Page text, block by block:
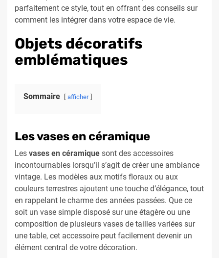
parfaitement ce style, tout en offrant des conseils sur
comment les intégrer dans votre espace de vie.
Objets décoratifs
emblématiques
Sommaire afficher
Les vases en céramique
Les vases en céramique sont des accessoires
incontournables lorsqu’il s’agit de créer une ambiance
vintage. Les modèles aux motifs floraux ou aux
couleurs terrestres ajoutent une touche d’élégance, tout
en rappelant le charme des années passées. Que ce
soit un vase simple disposé sur une étagère ou une
composition de plusieurs vases de tailles variées sur
une table, cet accessoire peut facilement devenir un
élément central de votre décoration.